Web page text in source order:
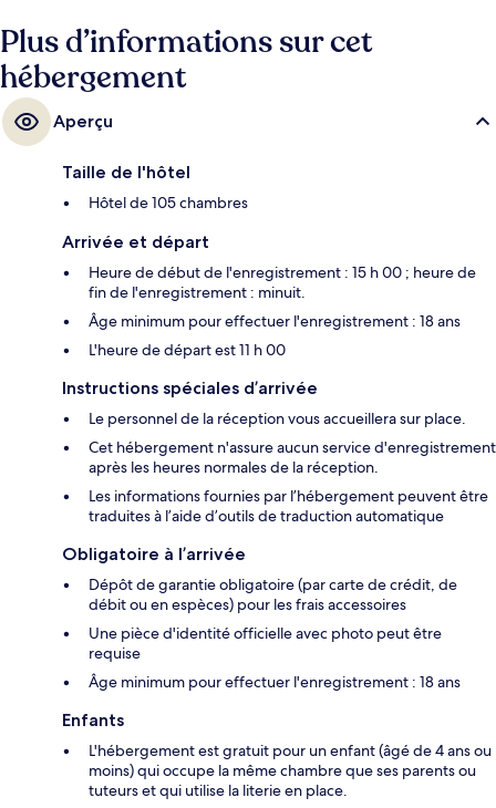
Plus d’informations sur cet
hébergement
Aperçu
Taille de l'hôtel
Hôtel de 105 chambres
Arrivée et départ
Heure de début de l'enregistrement : 15 h 00 ; heure de
fin de l'enregistrement : minuit.
Âge minimum pour effectuer l'enregistrement : 18 ans
L'heure de départ est 11 h 00
Instructions spéciales d’arrivée
Le personnel de la réception vous accueillera sur place.
Cet hébergement n'assure aucun service d'enregistrement
après les heures normales de la réception.
Les informations fournies par l’hébergement peuvent être
traduites à l’aide d’outils de traduction automatique
Obligatoire à l’arrivée
Dépôt de garantie obligatoire (par carte de crédit, de
débit ou en espèces) pour les frais accessoires
Une pièce d'identité officielle avec photo peut être
requise
Âge minimum pour effectuer l'enregistrement : 18 ans
Enfants
L'hébergement est gratuit pour un enfant (âgé de 4 ans ou
moins) qui occupe la même chambre que ses parents ou
tuteurs et qui utilise la literie en place.